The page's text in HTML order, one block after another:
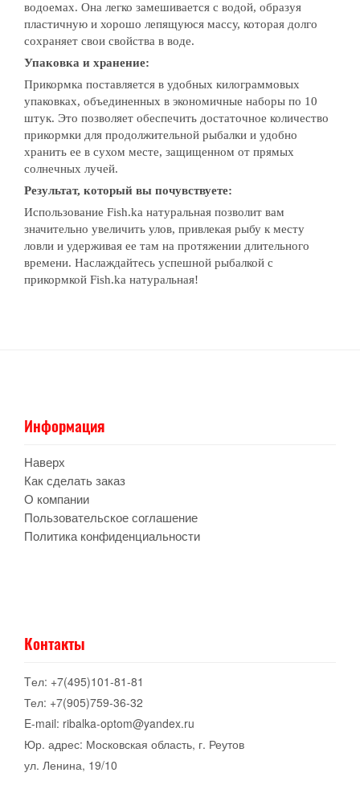
водоемах. Она легко замешивается с водой, образуя
пластичную и хорошо лепящуюся массу, которая долго
сохраняет свои свойства в воде.
Упаковка и хранение:
Прикормка поставляется в удобных килограммовых
упаковках, объединенных в экономичные наборы по 10
штук. Это позволяет обеспечить достаточное количество
прикормки для продолжительной рыбалки и удобно
хранить ее в сухом месте, защищенном от прямых
солнечных лучей.
Результат, который вы почувствуете:
Использование Fish.ka натуральная позволит вам
значительно увеличить улов, привлекая рыбу к месту
ловли и удерживая ее там на протяжении длительного
времени. Наслаждайтесь успешной рыбалкой с
прикормкой Fish.ka натуральная!
Информация
Наверх
Как сделать заказ
О компании
Пользовательское соглашение
Политика конфиденциальности
Контакты
Tел: +7(495)101-81-81
Тел: +7(905)759-36-32
E-mail: ribalka-optom@yandex.ru
Юр. адрес: Московская область, г. Реутов
ул. Ленина, 19/10